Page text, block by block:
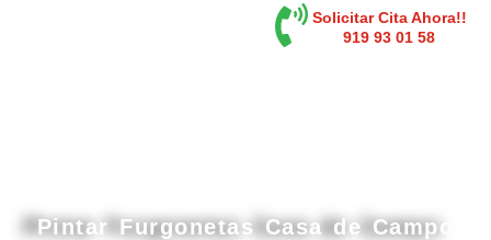
Solicitar Cita Ahora!!
919 93 01 58
Pintar Furgonetas Casa de Campo